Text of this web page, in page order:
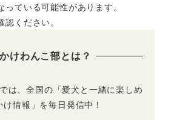
ている可能性があります。
ください。
けわんこ部とは？
は、全国の「愛犬と一緒に楽しめ
け情報」を毎日発信中！